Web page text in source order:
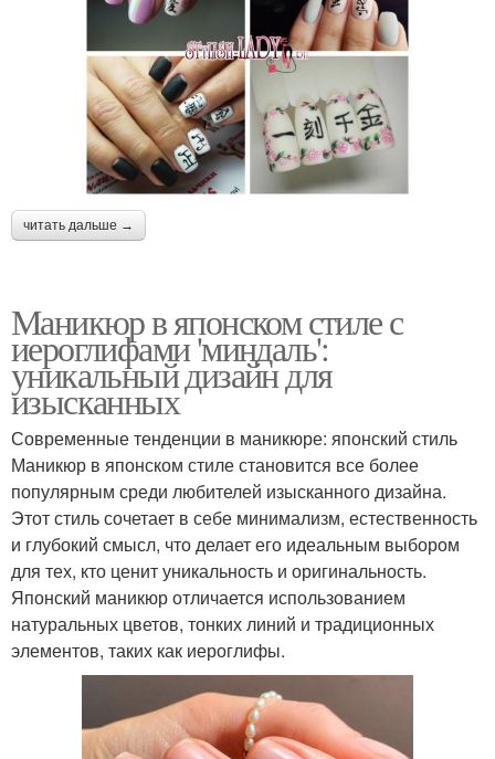
читать дальше →
Маникюр в японском стиле с
иероглифами 'миндаль':
уникальный дизайн для
изысканных
Современные тенденции в маникюре: японский стиль
Маникюр в японском стиле становится все более
популярным среди любителей изысканного дизайна.
Этот стиль сочетает в себе минимализм, естественность
и глубокий смысл, что делает его идеальным выбором
для тех, кто ценит уникальность и оригинальность.
Японский маникюр отличается использованием
натуральных цветов, тонких линий и традиционных
элементов, таких как иероглифы.